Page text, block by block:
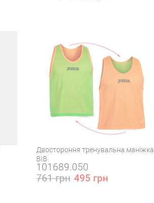
Двостороння тренувальна маніжка
BIB
101689.050
761 грн 495 грн